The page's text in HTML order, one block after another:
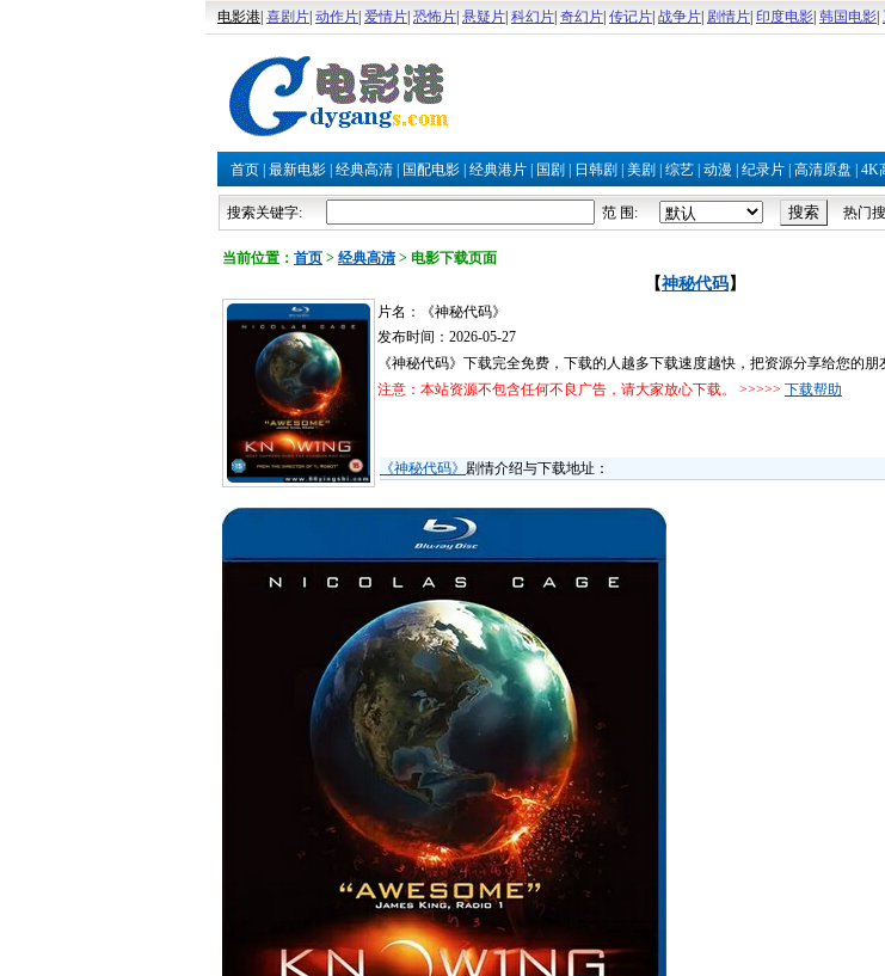
电影港 喜剧片 动作片 爱情片 恐怖片 悬疑片 科幻片 奇幻片 传记片 战争片 剧情片 印度电影 韩国电影
首页 最新电影 经典高清 国配电影 经典港片 国剧 日韩剧 美剧 综艺 动漫 纪录片 高清原盘 4K
搜索关键字: 范 围: 热门
当前位置： 首页 > 经典高清> 电影下载页面
【神秘代码】
片名：《神秘代码》
发布时间：2026-05-27
《神秘代码》下载完全免费，下载的人越多下载速度越快，把资源分享给您的朋
注意：本站资源不包含任何不良广告，请大家放心下载。 >>>>> 下载帮助
《神秘代码》 剧情介绍与下载地址：